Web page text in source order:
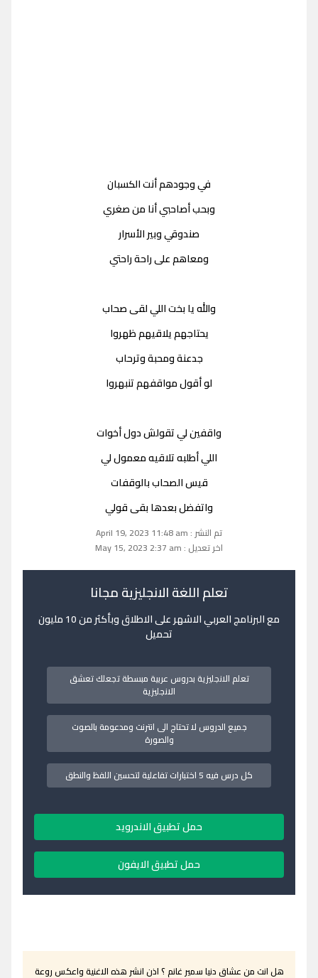
في وجودهم أنت الكسبان
وبحب أصاحبي أنا من صغري
صندوقي وبير الأسرار
ومعاهم على راحة راحتي
والله يا بخت اللي لقى صحاب
يحتاجهم يلاقيهم ظهروا
جدعنة ومحبة وترحاب
لو أقول مواقفهم تنبهروا
واقفين لي تقولش دول أخوات
اللي أطلبه تلاقيه معمول لي
قيس الصحاب بالوقفات
واتفضل بعدها بقى قولي
تم النشر : April 19, 2023 11:48 am
اخر تعديل : May 15, 2023 2:37 am
تعلم اللغة الانجليزية مجانا
مع البرنامج العربي الاشهر على الاطلاق وبأكثر من 10 مليون
تحميل
تعلم الانجليزية بدروس عربية مبسطة تجعلك تعشق
الانجليزية
جميع الدروس لا تحتاج الى انترنت ومدعومة بالصوت
والصورة
كل درس فيه 5 اختبارات تفاعلية لتحسين اللفظ والنطق
حمل تطبيق الاندرويد
حمل تطبيق الايفون
هل انت من عشاق دنيا سمير غانم ؟ اذن انشر هذه الاغنية واعكس روعة